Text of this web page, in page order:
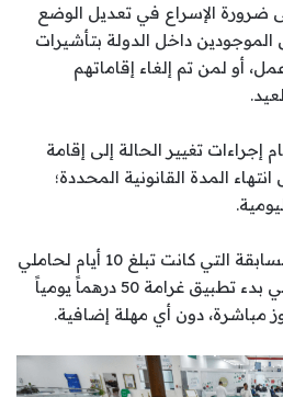
الإسراع في تعديل الوضع
داخل الدولة بتأشيرات
أو لمن تم إلغاء إقاماتهم
إجراءات تغيير الحالة إلى إقامة
المدة القانونية المحددة؛
كما تم إلغاء فترة السماح السابقة التي كانت تبلغ 10 أيام لحاملي
تأشيرات الزيارة، وهو ما يعني بدء تطبيق غرامة 50 درهماً يومياً
مباشرة، دون أي مهلة إضافية.